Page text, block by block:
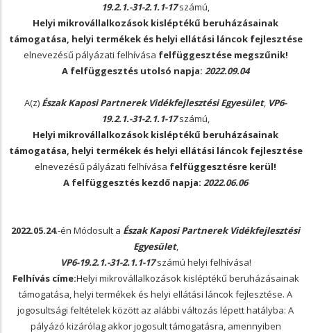
19.2.1.-31-2.1.1-17számú,
Helyi mikrovállalkozások kisléptékű beruházásainak
támogatása, helyi termékek és helyi ellátási láncok fejlesztése
elnevezésű pályázati felhívása felfüggesztése megszűnik!
A felfüggesztés utolsó napja: 2022.09.04
A(z) Észak Kaposi Partnerek Vidékfejlesztési Egyesület, VP6-
19.2.1.-31-2.1.1-17számú,
Helyi mikrovállalkozások kisléptékű beruházásainak
támogatása, helyi termékek és helyi ellátási láncok fejlesztése
elnevezésű pályázati felhívása felfüggesztésre kerül!
A felfüggesztés kezdő napja: 2022.06.06
2022.05.24.-én Módosult a Észak Kaposi Partnerek Vidékfejlesztési
Egyesület,
VP6-19.2.1.-31-2.1.1-17számú helyi felhívása!
Felhívás címe:Helyi mikrovállalkozások kisléptékű beruházásainak
támogatása, helyi termékek és helyi ellátási láncok fejlesztése. A
jogosultsági feltételek között az alábbi változás lépett hatályba: A
pályázó kizárólag akkor jogosult támogatásra, amennyiben